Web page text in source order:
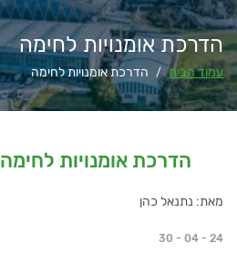
הדרכת אומנויות לחימה
עמוד הבית / הדרכת אומנויות לחימה
הדרכת אומנויות לחימה
מאת: נתנאל כהן
30 - 04 - 24